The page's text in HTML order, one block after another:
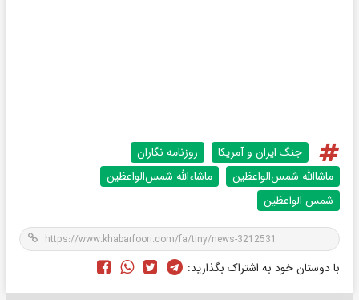
جنگ ایران و آمریکا
روزنامه نگاران
ماشاالله شمس‌الواعظین
ماشاءالله شمس‌الواعظین
شمس الواعظین
با دوستان خود به اشتراک بگذارید: